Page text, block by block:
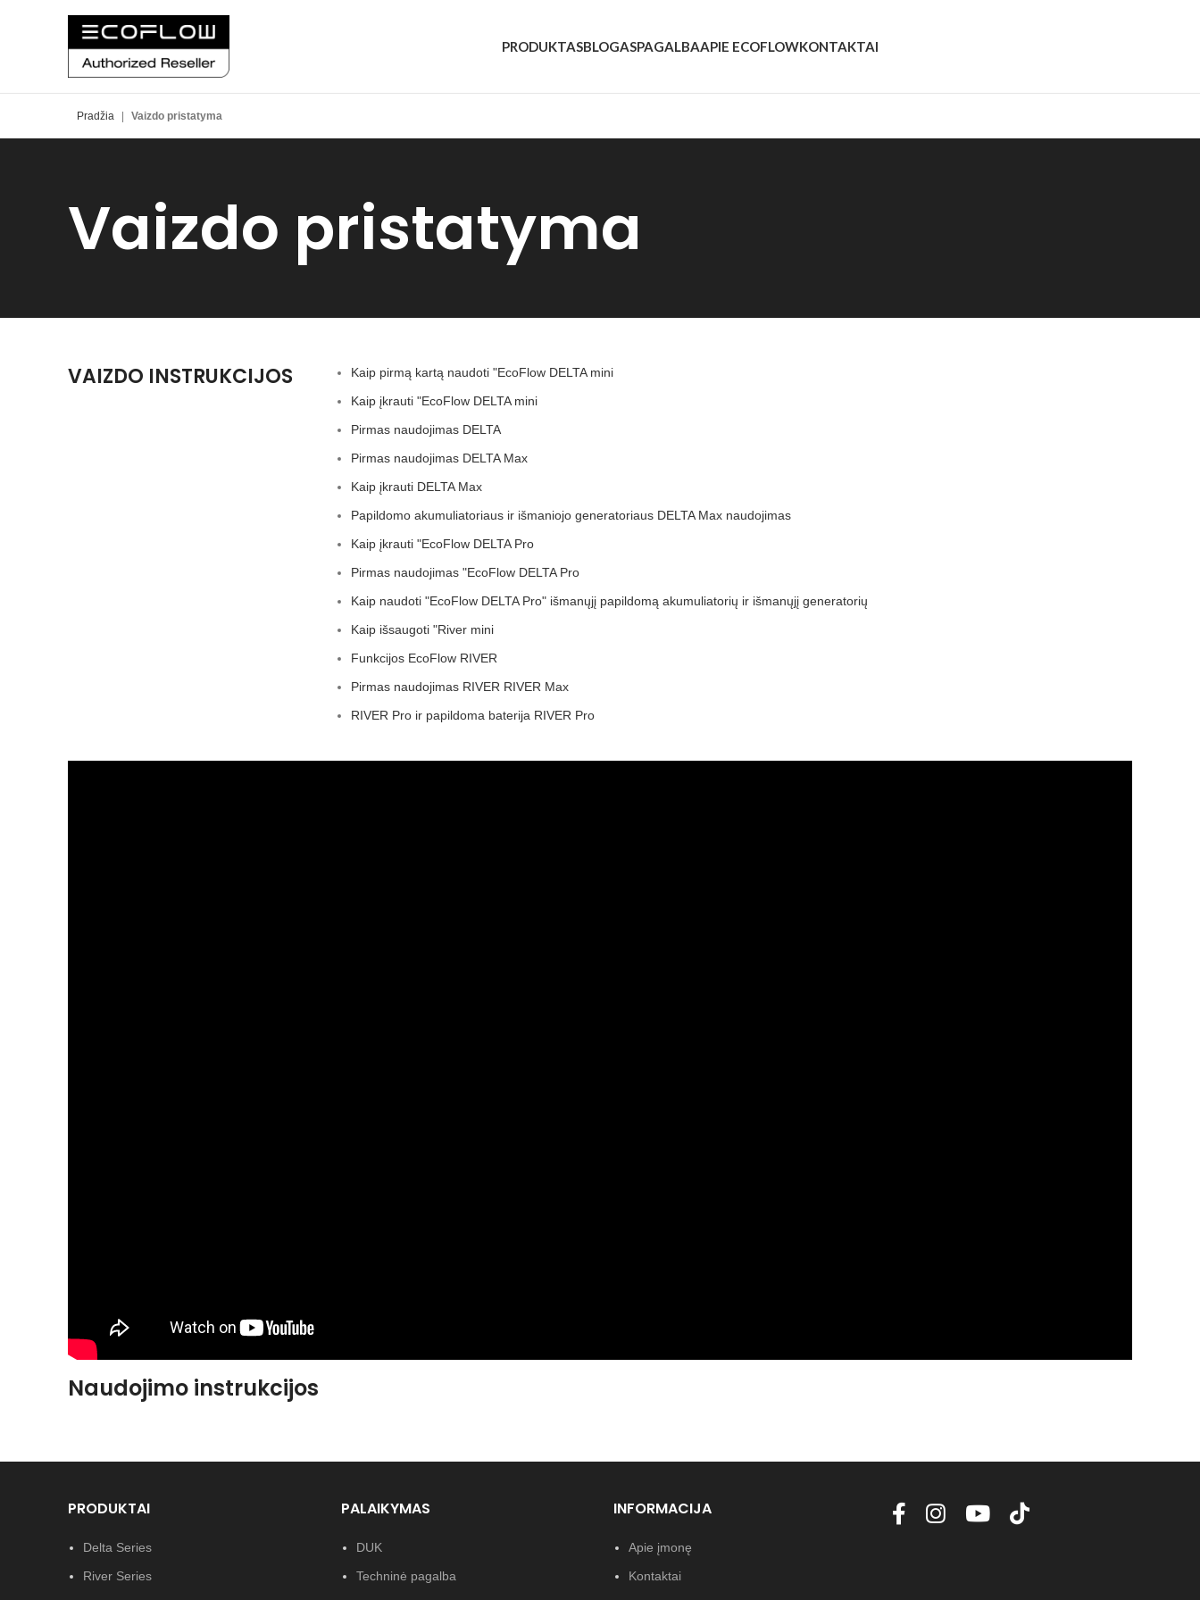
PRODUKTASBLOGASPAGALBAAPIE ECOFLOWKONTAKTAI
Pradžia | Vaizdo pristatyma
Vaizdo pristatyma
VAIZDO INSTRUKCIJOS
Kaip pirmą kartą naudoti "EcoFlow DELTA mini
Kaip įkrauti "EcoFlow DELTA mini
Pirmas naudojimas DELTA
Pirmas naudojimas DELTA Max
Kaip įkrauti DELTA Max
Papildomo akumuliatoriaus ir išmaniojo generatoriaus DELTA Max naudojimas
Kaip įkrauti "EcoFlow DELTA Pro
Pirmas naudojimas "EcoFlow DELTA Pro
Kaip naudoti "EcoFlow DELTA Pro" išmanųjį papildomą akumuliatorių ir išmanųjį generatorių
Kaip išsaugoti "River mini
Funkcijos EcoFlow RIVER
Pirmas naudojimas RIVER RIVER Max
RIVER Pro ir papildoma baterija RIVER Pro
Naudojimo instrukcijos
PRODUKTAI
Delta Series
River Series
PALAIKYMAS
DUK
Techninė pagalba
INFORMACIJA
Apie įmonę
Kontaktai